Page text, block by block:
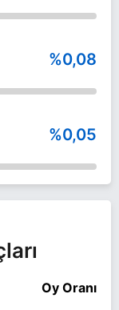
%0,08
%0,05
Oy Oranı